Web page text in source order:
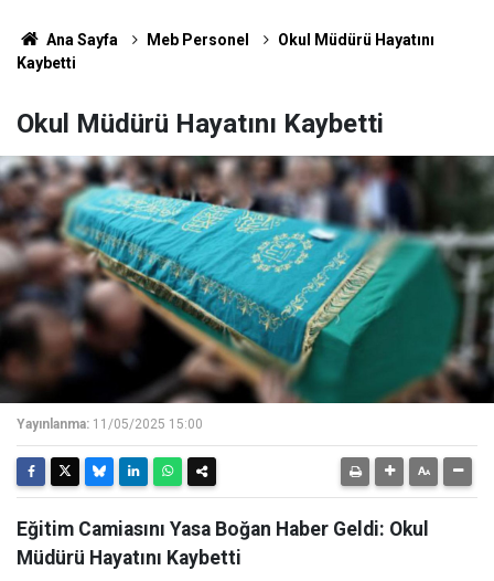
Ana Sayfa Meb Personel
Okul Müdürü Hayatını
Kaybetti
Okul Müdürü Hayatını Kaybetti
Yayınlanma: 11/05/2025 15:00
Eğitim Camiasını Yasa Boğan Haber Geldi: Okul
Müdürü Hayatını Kaybetti